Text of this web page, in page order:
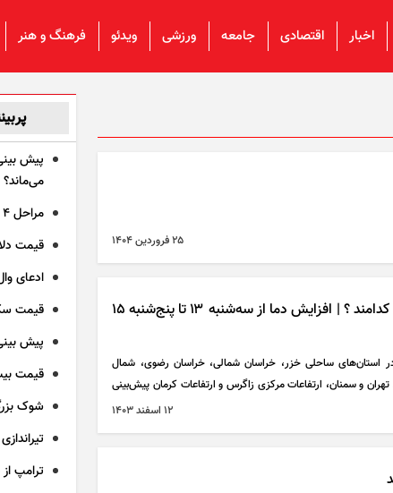
اخبار اقتصادی جامعه ورزشی ویدئو فرهنگ و هنر
۲۵ فروردين ۱۴۰۴
گرم‌ترین و سرترین مراکز استان کدامند ؟ | افزایش دما از سه‌شنبه ۱۳ تا پنج‌شنبه ۱۵
در استان‌های ساحلی خزر، خراسان شمالی، خراسان رضوی، شمال
و سمنان، ارتفاعات مرکزی زاگرس و ارتفاعات کرمان پیش‌بینی
۱۲ اسفند ۱۴۰۳
می‌ماند؟
مراحل ۴ گانه اعتراض دانشجویان به احکام انضباطی
قیمت دلار و
ادعای
قیمت سکه و
پیش
قیمت بیت
شوک
تیراندازی
ترامپ